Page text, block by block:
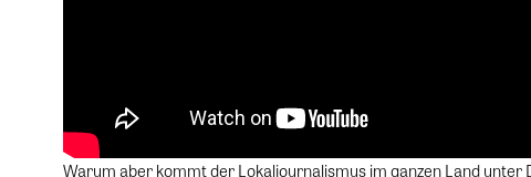
Warum aber kommt der Lokaljournalismus im ganzen Land unter